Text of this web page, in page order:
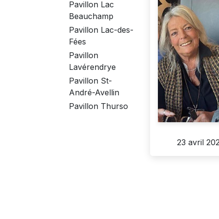
Pavillon Lac
Beauchamp
Pavillon Lac-des-
Fées
Pavillon
Lavérendrye
Pavillon St-
André-Avellin
Pavillon Thurso
23 avril